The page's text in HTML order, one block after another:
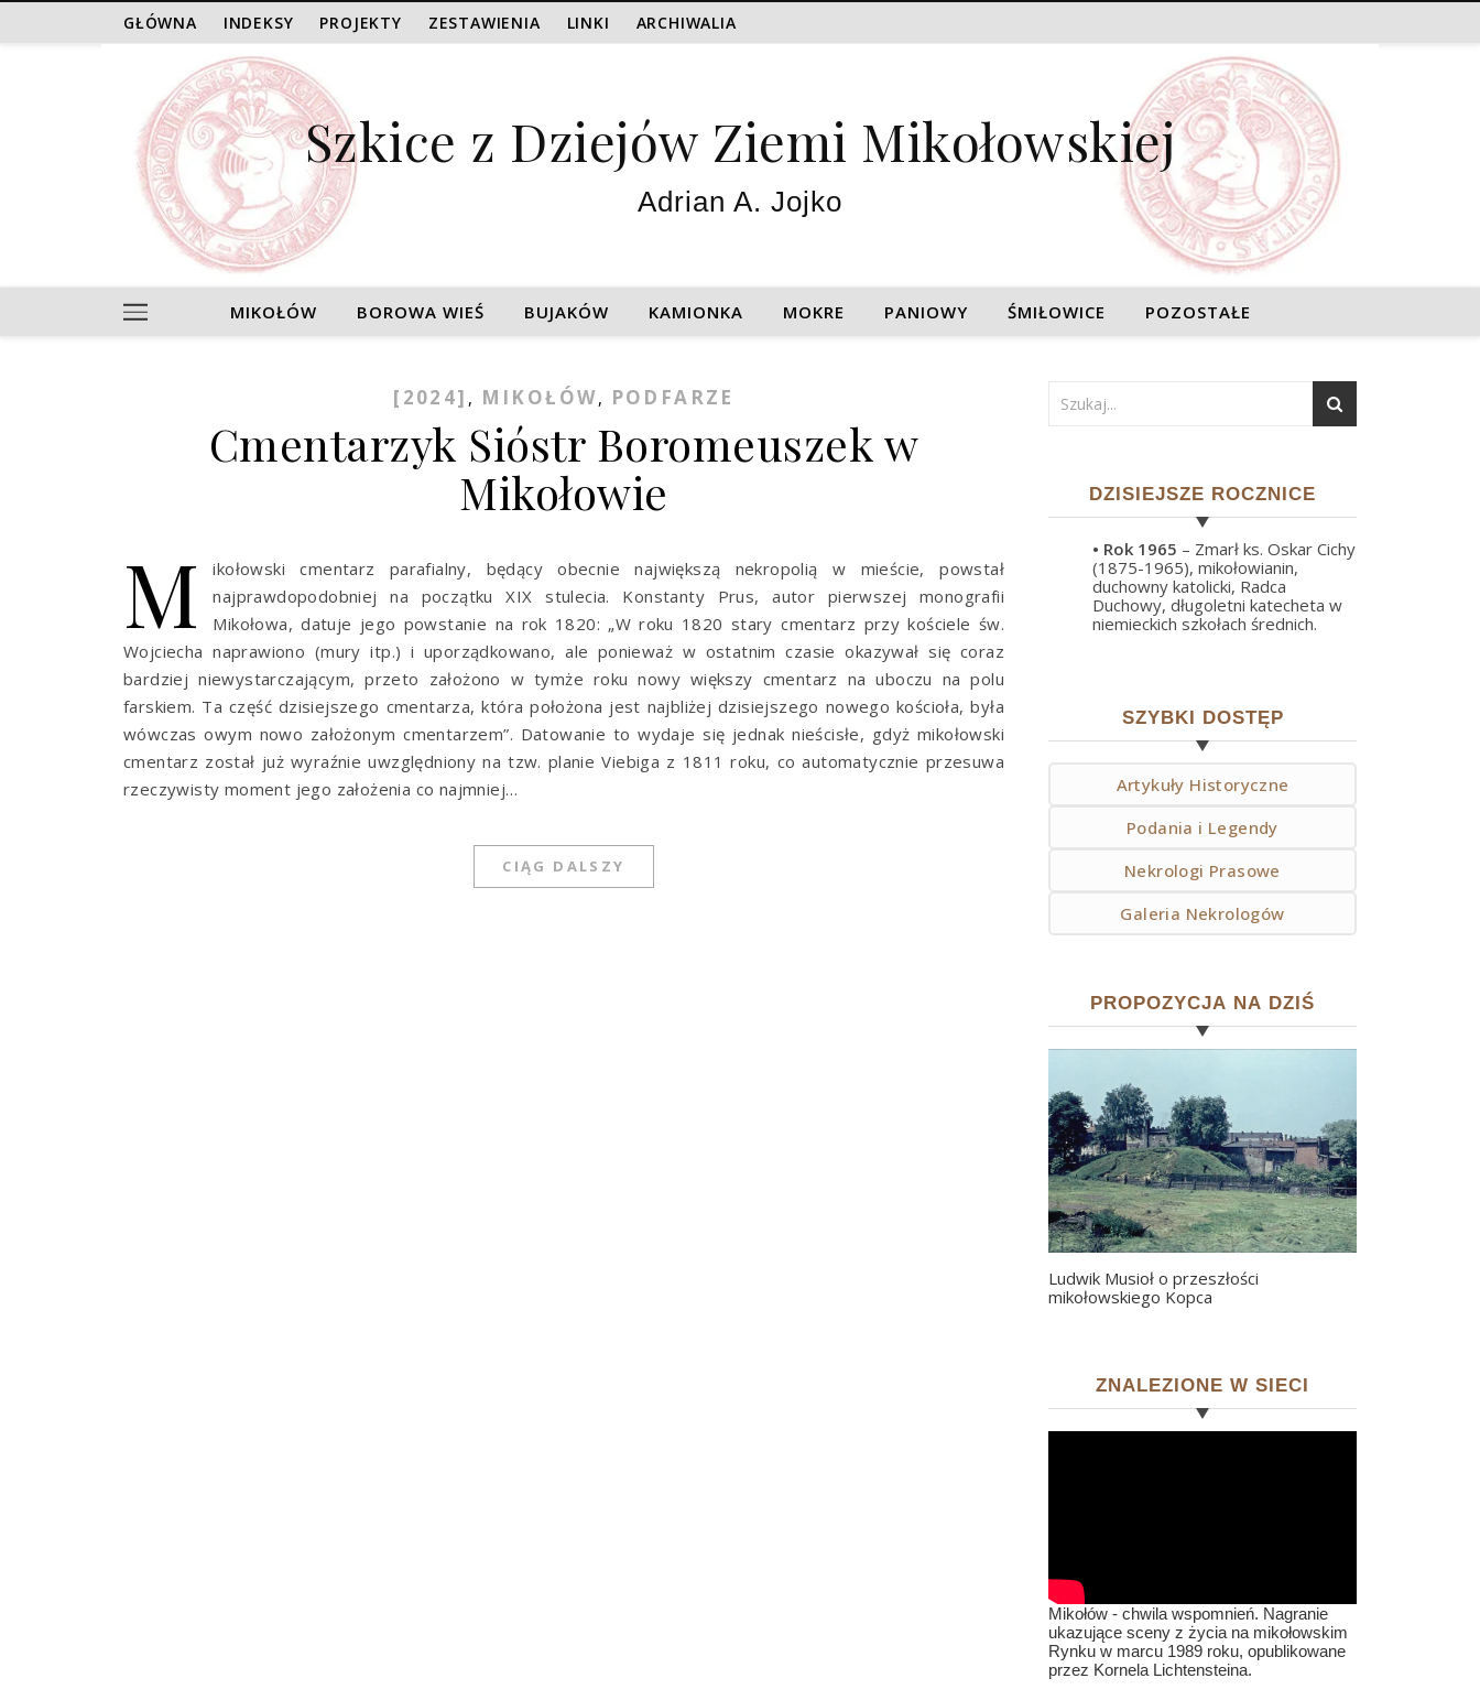
GŁÓWNA INDEKSY PROJEKTY ZESTAWIENIA LINKI ARCHIWALIA
Szkice z Dziejów Ziemi Mikołowskiej
Adrian A. Jojko
MIKOŁÓW BOROWA WIEŚ BUJAKÓW KAMIONKA MOKRE PANIOWY ŚMIŁOWICE POZOSTAŁE
[2024] , MIKOŁÓW, PODFARZE
Cmentarzyk Sióstr Boromeuszek w
Mikołowie
M
ikołowski cmentarz parafialny, będący obecnie największą nekropolią w mieście, powstał
najprawdopodobniej na początku XIX stulecia. Konstanty Prus, autor pierwszej monografii
Mikołowa, datuje jego powstanie na rok 1820: „W roku 1820 stary cmentarz przy kościele św.
Wojciecha naprawiono (mury itp.) i uporządkowano, ale ponieważ w ostatnim czasie okazywał się coraz
bardziej niewystarczającym, przeto założono w tymże roku nowy większy cmentarz na uboczu na polu
farskiem. Ta część dzisiejszego cmentarza, która położona jest najbliżej dzisiejszego nowego kościoła, była
wówczas owym nowo założonym cmentarzem”. Datowanie to wydaje się jednak nieścisłe, gdyż mikołowski
cmentarz został już wyraźnie uwzględniony na tzw. planie Viebiga z 1811 roku, co automatycznie przesuwa
rzeczywisty moment jego założenia co najmniej…
CIĄG DALSZY
DZISIEJSZE ROCZNICE
• Rok 1965 – Zmarł ks. Oskar Cichy
(1875-1965), mikołowianin,
duchowny katolicki, Radca
Duchowy, długoletni katecheta w
niemieckich szkołach średnich.
SZYBKI DOSTĘP
Artykuły Historyczne
Podania i Legendy
Nekrologi Prasowe
Galeria Nekrologów
PROPOZYCJA NA DZIŚ
Ludwik Musioł o przeszłości
mikołowskiego Kopca
ZNALEZIONE W SIECI
Mikołów - chwila wspomnień. Nagranie
ukazujące sceny z życia na mikołowskim
Rynku w marcu 1989 roku, opublikowane
przez Kornela Lichtensteina.